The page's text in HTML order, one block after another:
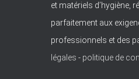
et matériels d’hygiène,
parfaitement aux
professionnels et des
légales -politique de